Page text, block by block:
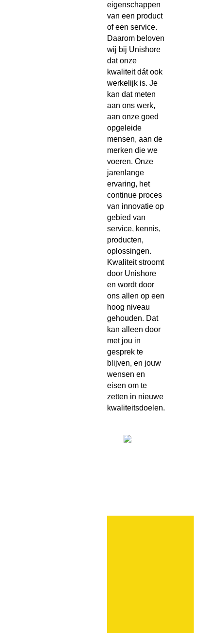
eigenschappen
van een product
of een service.
Daarom beloven
wij bij Unishore
dat onze
kwaliteit dát ook
werkelijk is. Je
kan dat meten
aan ons werk,
aan onze goed
opgeleide
mensen, aan de
merken die we
voeren. Onze
jarenlange
ervaring, het
continue proces
van innovatie op
gebied van
service, kennis,
producten,
oplossingen.
Kwaliteit stroomt
door Unishore
en wordt door
ons allen op een
hoog niveau
gehouden. Dat
kan alleen door
met jou in
gesprek te
blijven, en jouw
wensen en
eisen om te
zetten in nieuwe
kwaliteitsdoelen.